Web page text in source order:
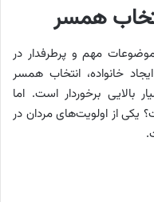
همسر
مهم و پرطرفدار در
خانواده، انتخاب همسر
برخوردار است. اما
یکی از اولویت‌های مردان در